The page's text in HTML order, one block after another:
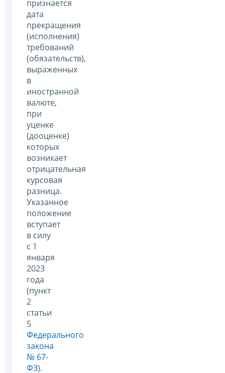
признается
дата
прекращения
(исполнения)
требований
(обязательств),
выраженных
в
иностранной
валюте,
при
уценке
(дооценке)
которых
возникает
отрицательная
курсовая
разница.
Указанное
положение
вступает
в силу
с 1
января
2023
года
(пункт
2
статьи
5
Федерального
закона
№ 67-
ФЗ).